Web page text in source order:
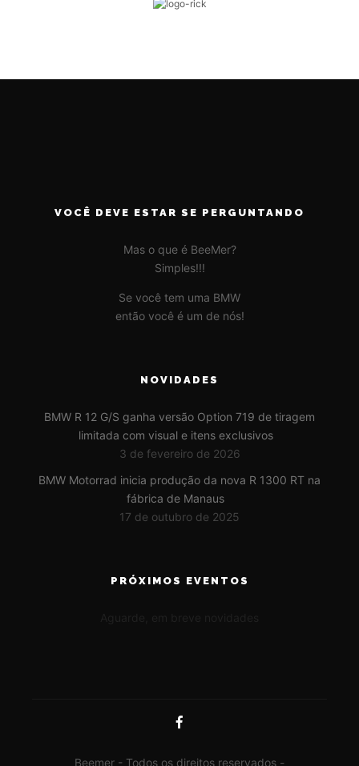
VOCÊ DEVE ESTAR SE PERGUNTANDO
Mas o que é BeeMer?
Simples!!!
Se você tem uma BMW
então você é um de nós!
NOVIDADES
BMW R 12 G/S ganha versão Option 719 de tiragem
limitada com visual e itens exclusivos
3 de fevereiro de 2026
BMW Motorrad inicia produção da nova R 1300 RT na
fábrica de Manaus
17 de outubro de 2025
PRÓXIMOS EVENTOS
Beemer - Todos os direitos reservados -